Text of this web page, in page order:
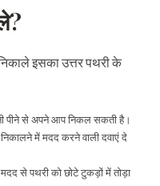
इसका उत्तर पथरी के
पीने से अपने आप निकल सकती है।
में मदद करने वाली दवाएं दे
मदद से पथरी को छोटे टुकड़ों में तोड़ा